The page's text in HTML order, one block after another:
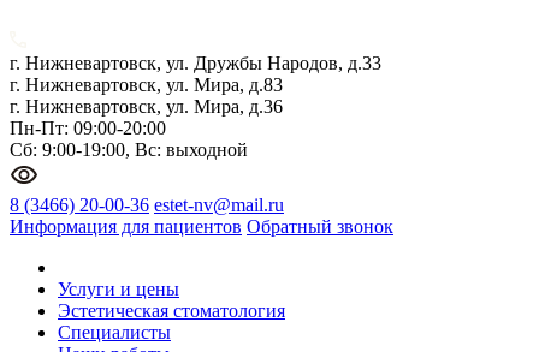
г. Нижневартовск, ул. Дружбы Народов, д.33
г. Нижневартовск, ул. Мира, д.83
г. Нижневартовск, ул. Мира, д.36
Пн-Пт: 09:00-20:00
Сб: 9:00-19:00, Вс: выходной
8 (3466) 20-00-36 estet-nv@mail.ru
Информация для пациентов Обратный звонок
Услуги и цены
Эстетическая стоматология
Специалисты